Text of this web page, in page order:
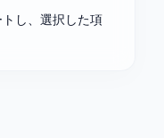
し、選択した項